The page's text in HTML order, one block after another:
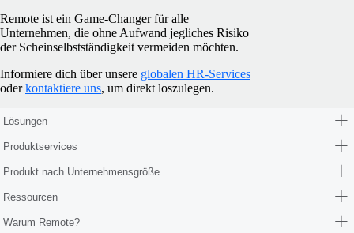
Remote ist ein Game-Changer für alle
Unternehmen, die ohne Aufwand jegliches Risiko
der Scheinselbstständigkeit vermeiden möchten.
Informiere dich über unsere globalen HR-Services
oderkontaktiere uns, um direkt loszulegen.
Lösungen
Produktservices
Produkt nach Unternehmensgröße
Ressourcen
Warum Remote?